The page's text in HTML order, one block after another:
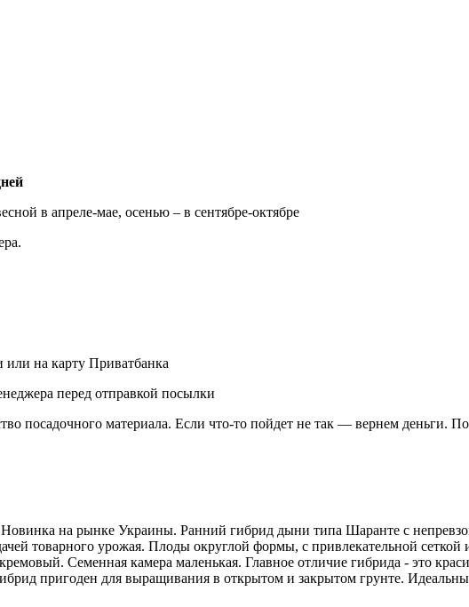
в апреле-мае, осенью – в сентябре-октябре
или на карту Приватбанка
перед отправкой посылки
посадочного материала. Если что-то пойдет не так — вернем деньги.
на рынке Украины. Ранний гибрид дыни типа Шаранте с
товарного урожая. Плоды округлой формы, с привлекательной
Семенная камера маленькая. Главное отличие гибрида - это
пригоден для выращивания в открытом и закрытом грунте.